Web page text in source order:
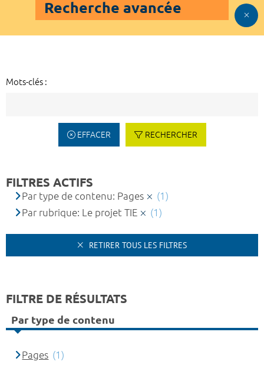
Recherche avancée
Mots-clés :
EFFACER RECHERCHER
FILTRES ACTIFS
Par type de contenu: Pages
(1)
Par rubrique: Le projet TIE
(1)
RETIRER TOUS LES FILTRES
FILTRE DE RÉSULTATS
Par type de contenu
Pages (1)